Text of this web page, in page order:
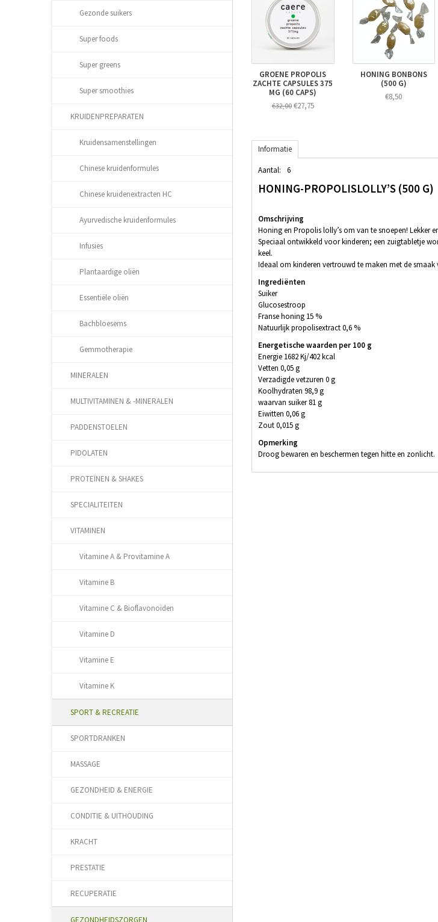
Gezonde suikers
Super foods
Super greens
Super smoothies
KRUIDENPREPARATEN
Kruidensamenstellingen
Chinese kruidenformules
Chinese kruidenextracten HC
Ayurvedische kruidenformules
Infusies
Plantaardige oliën
Essentiële oliën
Bachbloesems
Gemmotherapie
MINERALEN
MULTIVITAMINEN & -MINERALEN
PADDENSTOELEN
PIDOLATEN
PROTEÏNEN & SHAKES
SPECIALITEITEN
VITAMINEN
Vitamine A & Provitamine A
Vitamine B
Vitamine C & Bioflavonoïden
Vitamine D
Vitamine E
Vitamine K
SPORT & RECREATIE
SPORTDRANKEN
MASSAGE
GEZONDHEID & ENERGIE
CONDITIE & UITHOUDING
KRACHT
PRESTATIE
RECUPERATIE
GEZONDHEIDSZORGEN
GROENE PROPOLIS
ZACHTE CAPSULES 375
MG (60 CAPS)
€32,00€27,75
HONING BONBONS
(500 G)
€8,50
Informatie
Aantal: 6
HONING-PROPOLISLOLLY’S (500 G)
Omschrijving
Honing en Propolis lolly’s om van te snoepen! Lekker
Speciaal ontwikkeld voor kinderen; een zuigtabletje
keel.
Ideaal om kinderen vertrouwd te maken met de smaak
Ingrediënten
Suiker
Glucosestroop
Franse honing 15 %
Natuurlijk propolisextract 0,6 %
Energetische waarden per 100 g
Energie 1682 Kj/402 kcal
Vetten 0,05 g
Verzadigde vetzuren 0 g
Koolhydraten 98,9 g
waarvan suiker 81 g
Eiwitten 0,06 g
Zout 0,015 g
Opmerking
Droog bewaren en beschermen tegen hitte en zonlicht.